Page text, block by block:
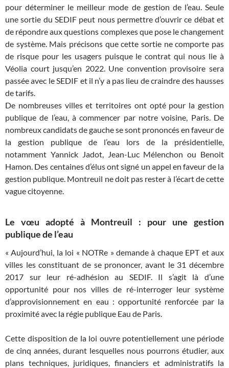
pour déterminer le meilleur mode de gestion de l’eau. Seule
une sortie du SEDIF peut nous permettre d’ouvrir ce débat et
de répondre aux questions complexes que pose le changement
de système. Mais précisons que cette sortie ne comporte pas
de risque pour les usagers puisque le contrat qui nous lie à
Véolia court jusqu’en 2022. Une convention provisoire sera
passée avec le SEDIF et il n’y a pas lieu de craindre des hausses
de tarifs.
De nombreuses villes et territoires ont opté pour la gestion
publique de l’eau, à commencer par notre voisine, Paris. De
nombreux candidats de gauche se sont prononcés en faveur de
la gestion publique de l’eau lors de la présidentielle,
notamment Yannick Jadot, Jean-Luc Mélenchon ou Benoit
Hamon. Des centaines d’élus ont signé un appel en faveur de la
gestion publique. Montreuil ne doit pas rester à l’écart de cette
vague citoyenne.
Le vœu adopté à Montreuil : pour une gestion
publique de l’eau
« Aujourd’hui, la loi « NOTRe » demande à chaque EPT et aux
villes les constituant de se prononcer, avant le 31 décembre
2017 sur leur ré-adhésion au SEDIF. Il s’agit là d’une
opportunité pour nos villes de ré-interroger leur système
d’approvisionnement en eau : opportunité renforcée par la
proximité avec la régie publique Eau de Paris.
Cette disposition de la loi ouvre potentiellement une période
de cinq années, durant lesquelles nous pourrons étudier, aux
plans techniques, juridiques, financiers et administratifs la